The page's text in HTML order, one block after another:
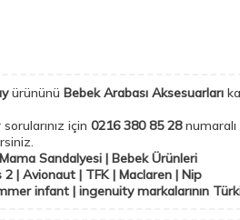
ürününü Bebek Arabası Aksesuarları
için 0216 380 85 28
Sandalyesi | Bebek Ürünleri
| Avionaut | TFK | Maclaren | Nip
infant | ingenuity markalarının